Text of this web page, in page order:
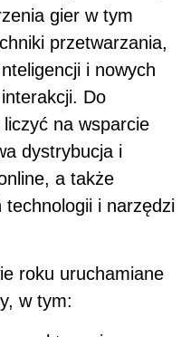
gier w tym
przetwarzania,
i nowych
Do
na wsparcie
dystrybucja i
a także
i narzędzi
roku uruchamiane
w tym: